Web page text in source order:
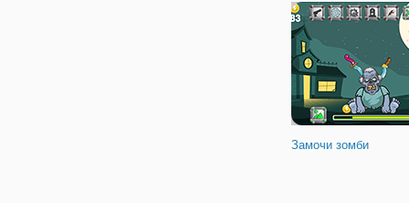
мультяшками. Впереди
пятьдесят мини игр, где
Замочи зомби